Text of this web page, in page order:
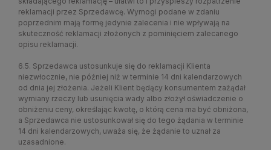
reklamacji przez Sprzedawcę. Wymogi podane w zdaniu
poprzednim mają formę jedynie zalecenia i nie wpływają na
skuteczność reklamacji złożonych z pominięciem zalecanego
opisu reklamacji.
6.5. Sprzedawca ustosunkuje się do reklamacji Klienta
niezwłocznie, nie później niż w terminie 14 dni kalendarzowych
od dnia jej złożenia. Jeżeli Klient będący konsumentem zażądał
wymiany rzeczy lub usunięcia wady albo złożył oświadczenie o
obniżeniu ceny, określając kwotę, o którą cena ma być obniżona,
a Sprzedawca nie ustosunkował się do tego żądania w terminie
14 dni kalendarzowych, uważa się, że żądanie to uznał za
uzasadnione.